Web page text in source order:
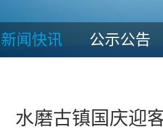
新闻快讯 公示公告
水磨古镇国庆迎